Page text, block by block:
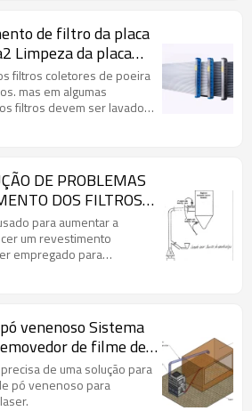
de filtro da placa
Limpeza da placa
filtros coletores de poeira
mas em algumas
filtros devem ser lavados.
como filtro de material PE
DE PROBLEMAS
DOS FILTROS
para aumentar a
um revestimento
empregado para
como gorduras ou óleos.
venenoso Sistema
de filme de
de póde uma solução para
pó venenoso para